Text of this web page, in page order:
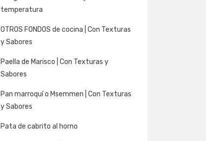
temperatura
OTROS FONDOS de cocina | Con Texturas
y Sabores
Paella de Marisco | Con Texturas y
Sabores
Pan marroquí o Msemmen | Con Texturas
y Sabores
Pata de cabrito al horno